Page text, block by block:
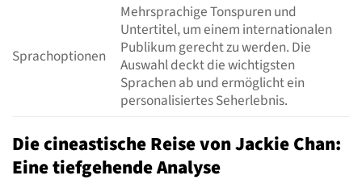
Sprachoptionen
Mehrsprachige Tonspuren und
Untertitel, um einem internationalen
Publikum gerecht zu werden. Die
Auswahl deckt die wichtigsten
Sprachen ab und ermöglicht ein
personalisiertes Seherlebnis.
Die cineastische Reise von Jackie Chan:
Eine tiefgehende Analyse